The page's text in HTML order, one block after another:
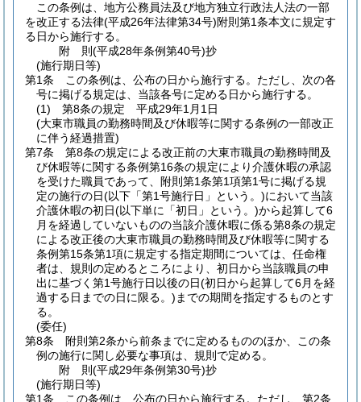
この条例は、地方公務員法及び地方独立行政法人法の一部
を改正する法律(平成26年法律第34号)附則第1条本文に規定す
る日から施行する。
附 則(平成28年条例第40号)抄
(施行期日等)
第1条
この条例は、公布の日から施行する。 ただし、次の各
号に掲げる規定は、当該各号に定める日から施行する。
(1)
第8条の規定 平成29年1月1日
(大東市職員の勤務時間及び休暇等に関する条例の一部改正
に伴う経過措置)
第7条
第8条の規定による改正前の大東市職員の勤務時間及
び休暇等に関する条例第16条の規定により介護休暇の承認
を受けた職員であって、附則第1条第1項第1号に掲げる規
定の施行の日(以下「第1号施行日」という。)において当該
介護休暇の初日(以下単に「初日」という。)から起算して6
月を経過していないものの当該介護休暇に係る第8条の規定
による改正後の大東市職員の勤務時間及び休暇等に関する
条例第15条第1項に規定する指定期間については、任命権
者は、規則の定めるところにより、初日から当該職員の申
出に基づく第1号施行日以後の日(初日から起算して6月を経
過する日までの日に限る。) までの期間を指定するものとす
る。
(委任)
第8条
附則第2条から前条までに定めるもののほか、この条
例の施行に関し必要な事項は、規則で定める。
附 則(平成29年条例第30号)抄
(施行期日等)
第1条
この条例は、公布の日から施行する。 ただし、第2条